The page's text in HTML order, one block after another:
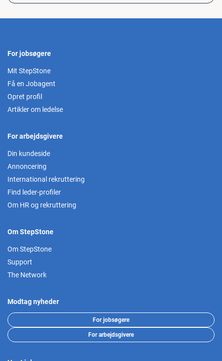
For jobsøgere
Mit StepStone
Få en Jobagent
Opret profil
Artikler om ledelse
For arbejdsgivere
Din kundeside
Annoncering
International rekruttering
Find leder-profiler
Om HR og rekruttering
Om StepStone
Om StepStone
Support
The Network
Modtag nyheder
For jobsøgere
For arbejdsgivere